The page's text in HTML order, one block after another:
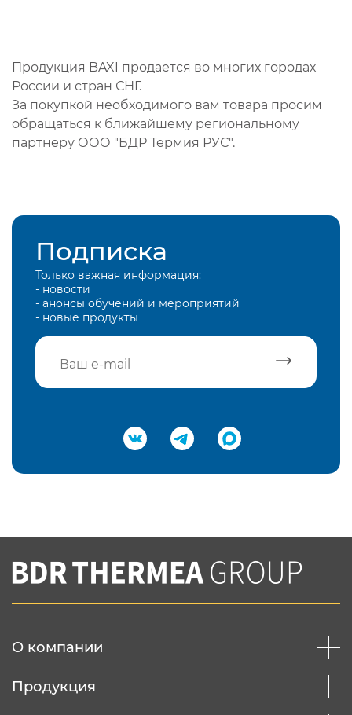
Продукция BAXI продается во многих городах
России и стран СНГ.
За покупкой необходимого вам товара просим
обращаться к ближайшему региональному
партнеру ООО "БДР Термия РУС".
Подписка
Только важная информация:
- новости
- анонсы обучений и мероприятий
- новые продукты
Подтвердить e-mail
Вы соглашаетесь с нашей политикой
конфеденциальности
О компании
Продукция